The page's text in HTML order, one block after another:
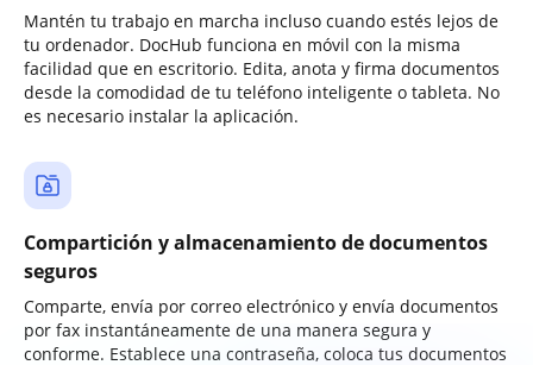
Mantén tu trabajo en marcha incluso cuando estés lejos de
tu ordenador. DocHub funciona en móvil con la misma
facilidad que en escritorio. Edita, anota y firma documentos
desde la comodidad de tu teléfono inteligente o tableta. No
es necesario instalar la aplicación.
Compartición y almacenamiento de documentos
seguros
Comparte, envía por correo electrónico y envía documentos
por fax instantáneamente de una manera segura y
conforme. Establece una contraseña, coloca tus documentos